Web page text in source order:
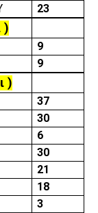
23
)
9
9
)
37
30
6
30
21
18
3